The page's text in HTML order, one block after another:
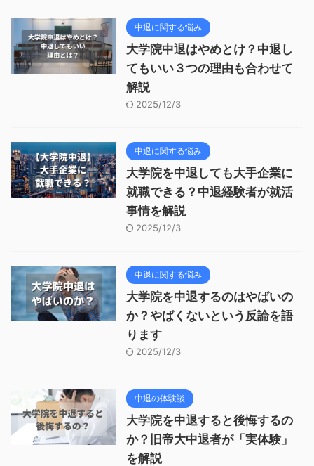
中退に関する悩み
大学院中退はやめとけ？中退し
てもいい３つの理由も合わせて
解説
2025/12/3
中退に関する悩み
大学院を中退しても大手企業に
就職できる？中退経験者が就活
事情を解説
2025/12/3
中退に関する悩み
大学院を中退するのはやばいの
か？やばくないという反論を語
ります
2025/12/3
中退の体験談
大学院を中退すると後悔するの
か？旧帝大中退者が「実体験」
を解説